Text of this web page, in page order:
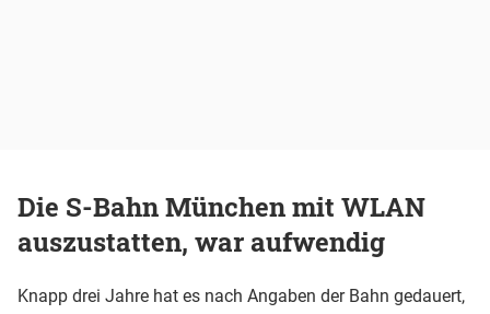
Die S-Bahn München mit WLAN
auszustatten, war aufwendig
Knapp drei Jahre hat es nach Angaben der Bahn gedauert,